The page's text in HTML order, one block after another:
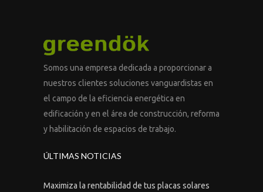
Somos una empresa dedicada a proporcionar a
nuestros clientes soluciones vanguardistas en
el campo de la eficiencia energética en
edificación y en el área de construcción, reforma
y habilitación de espacios de trabajo.
ÚLTIMAS NOTICIAS
Maximiza la rentabilidad de tus placas solares